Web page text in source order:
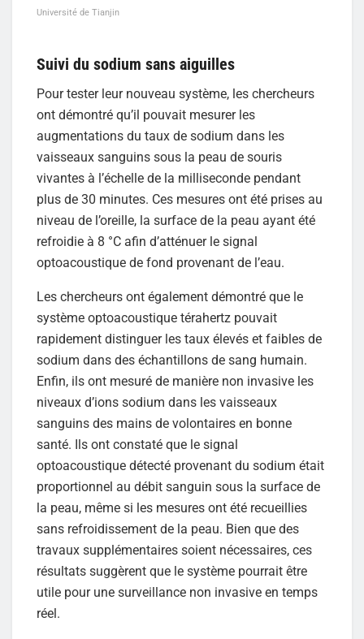
Université de Tianjin
Suivi du sodium sans aiguilles
Pour tester leur nouveau système, les chercheurs
ont démontré qu’il pouvait mesurer les
augmentations du taux de sodium dans les
vaisseaux sanguins sous la peau de souris
vivantes à l’échelle de la milliseconde pendant
plus de 30 minutes. Ces mesures ont été prises au
niveau de l’oreille, la surface de la peau ayant été
refroidie à 8 °C afin d’atténuer le signal
optoacoustique de fond provenant de l’eau.
Les chercheurs ont également démontré que le
système optoacoustique térahertz pouvait
rapidement distinguer les taux élevés et faibles de
sodium dans des échantillons de sang humain.
Enfin, ils ont mesuré de manière non invasive les
niveaux d’ions sodium dans les vaisseaux
sanguins des mains de volontaires en bonne
santé. Ils ont constaté que le signal
optoacoustique détecté provenant du sodium était
proportionnel au débit sanguin sous la surface de
la peau, même si les mesures ont été recueillies
sans refroidissement de la peau. Bien que des
travaux supplémentaires soient nécessaires, ces
résultats suggèrent que le système pourrait être
utile pour une surveillance non invasive en temps
réel.